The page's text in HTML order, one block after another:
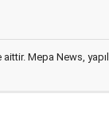
Mepa News,